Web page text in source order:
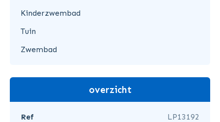
Kinderzwembad
Tuin
Zwembad
overzicht
Ref
LP13192